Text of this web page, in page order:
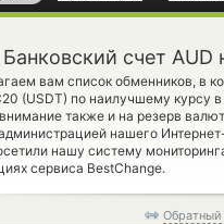
счет AUD
вам список обменников, в
(USDT) по наилучшему курсу
также и на резерв
нашего
нашу систему
сервиса BestChange.